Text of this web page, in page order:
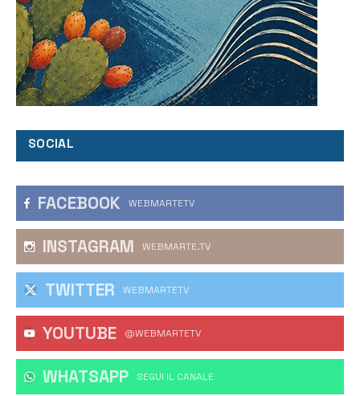
SOCIAL
FACEBOOK WEBMARTETV
INSTAGRAM WEBMARTE.TV
TWITTER WEBMARTETV
YOUTUBE @WEBMARTETV
WHATSAPP ‎SEGUI IL CANALE